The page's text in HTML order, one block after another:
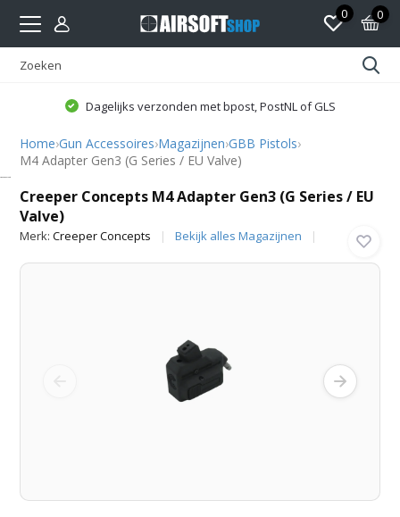
0 0
Dagelijks verzonden met bpost, PostNL of GLS
Home›Gun Accessoires›Magazijnen›GBB Pistols›
M4 Adapter Gen3 (G Series / EU Valve)
Creeper Concepts M4 Adapter Gen3 (G Series / EU
Valve)
Merk:Creeper Concepts Bekijk alles Magazijnen